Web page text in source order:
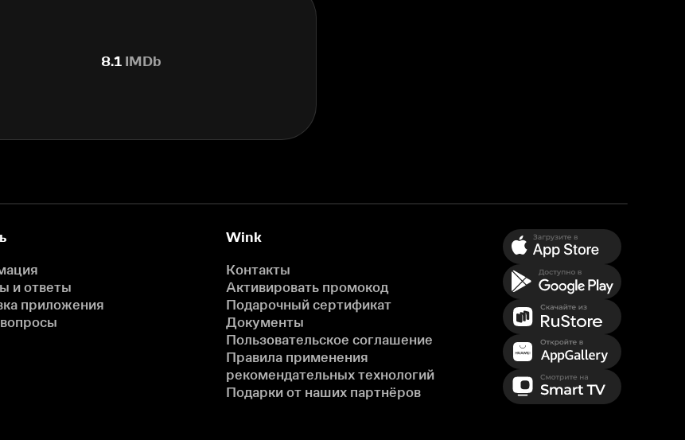
8.1IMDb
и ответы
приложения
Wink
Контакты
Активировать промокод
Подарочный сертификат
Документы
Пользовательское соглашение
Правила применения
рекомендательных технологий
Подарки от наших партнёров